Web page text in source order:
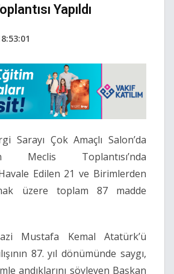
Yapıldı
Sarayı Çok Amaçlı Salon’da
Meclis Toplantısı’nda
Edilen 21 ve Birimlerden
üzere toplam 87 madde
Mustafa Kemal Atatürk’ü
87. yıl dönümünde saygı,
andıklarını söyleyen Başkan